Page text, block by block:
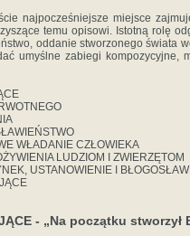
najpocześniejsze miejsce
temu opisowi. Istotną rolę
oddanie stworzonego świata
umyślne zabiegi kompozycyjne,
WŁADANIE CZŁOWIEKA
LUDZIOM I ZWIERZĘTOM
USTANOWIENIE I
- „Na początku